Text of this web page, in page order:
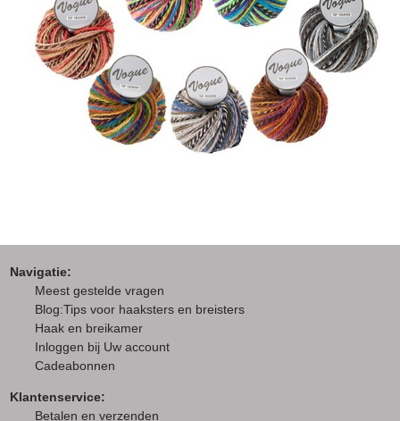
Navigatie:
Meest gestelde vragen
Blog:Tips voor haaksters en breisters
Haak en breikamer
Inloggen bij Uw account
Cadeabonnen
Klantenservice:
Betalen en verzenden